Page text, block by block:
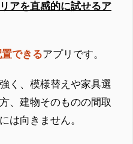
アを直感的に試せるア
できるアプリです。
く、模様替えや家具選
、建物そのものの間取
は向きません。